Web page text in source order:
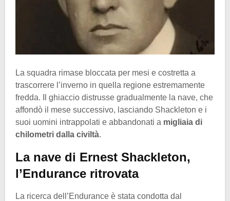
La squadra rimase bloccata per mesi e costretta a
trascorrere l’inverno in quella regione estremamente
fredda. Il ghiaccio distrusse gradualmente la nave, che
affondò il mese successivo, lasciando Shackleton e i
suoi uomini intrappolati e abbandonati a migliaia di
chilometri dalla civiltà.
La nave di Ernest Shackleton,
l’Endurance ritrovata
La ricerca dell’Endurance è stata condotta dal